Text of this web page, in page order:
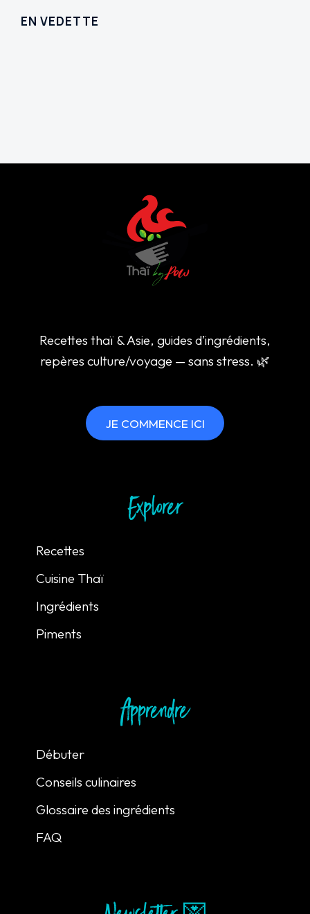
EN VEDETTE
Recettes thaï & Asie, guides d’ingrédients,
repères culture/voyage — sans stress. 🌿
JE COMMENCE ICI
Explorer
Recettes
Cuisine Thaï
Ingrédients
Piments
Apprendre
Débuter
Conseils culinaires
Glossaire des ingrédients
FAQ